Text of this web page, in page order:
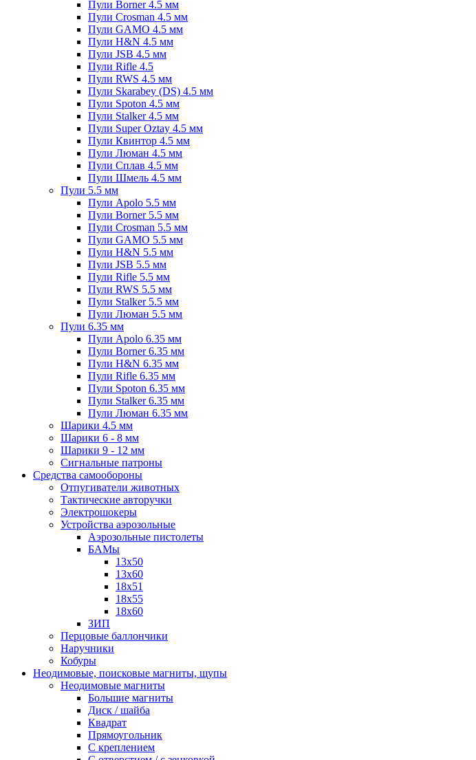
Пули Borner 4.5 мм
Пули Crosman 4.5 мм
Пули GAMO 4.5 мм
Пули H&N 4.5 мм
Пули JSB 4.5 мм
Пули Rifle 4.5
Пули RWS 4.5 мм
Пули Skarabey (DS) 4.5 мм
Пули Spoton 4.5 мм
Пули Stalker 4.5 мм
Пули Super Oztay 4.5 мм
Пули Квинтор 4.5 мм
Пули Люман 4.5 мм
Пули Сплав 4.5 мм
Пули Шмель 4.5 мм
Пули 5.5 мм
Пули Apolo 5.5 мм
Пули Borner 5.5 мм
Пули Crosman 5.5 мм
Пули GAMO 5.5 мм
Пули H&N 5.5 мм
Пули JSB 5.5 мм
Пули Rifle 5.5 мм
Пули RWS 5.5 мм
Пули Stalker 5.5 мм
Пули Люман 5.5 мм
Пули 6.35 мм
Пули Apolo 6.35 мм
Пули Borner 6.35 мм
Пули H&N 6.35 мм
Пули Rifle 6.35 мм
Пули Spoton 6.35 мм
Пули Stalker 6.35 мм
Пули Люман 6.35 мм
Шарики 4.5 мм
Шарики 6 - 8 мм
Шарики 9 - 12 мм
Сигнальные патроны
Средства самообороны
Отпугиватели животных
Тактические авторучки
Электрошокеры
Устройства аэрозольные
Аэрозольные пистолеты
БАМы
13х50
13х60
18х51
18х55
18х60
ЗИП
Перцовые баллончики
Наручники
Кобуры
Неодимовые, поисковые магниты, щупы
Неодимовые магниты
Большие магниты
Диск / шайба
Квадрат
Прямоугольник
С креплением